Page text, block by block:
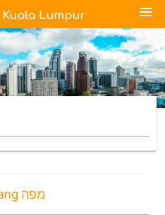
menu
בוקיט bintang מפה